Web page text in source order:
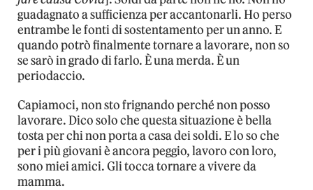
guadagnato a sufficienza per accantonarli. Ho perso
entrambe le fonti di sostentamento per un anno. E
quando potrò finalmente tornare a lavorare, non so
se sarò in grado di farlo. È una merda. È un
periodaccio.
Capiamoci, non sto frignando perché non posso
lavorare. Dico solo che questa situazione è bella
tosta per chi non porta a casa dei soldi. E lo so che
per i più giovani è ancora peggio, lavoro con loro,
sono miei amici. Gli tocca tornare a vivere da
mamma.